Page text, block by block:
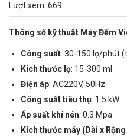
Lượt xem: 669
Thông số kỹ thuật Máy Đếm
Công suất: 30-150 lọ/phút
Kích thước lọ: 15-300 ml
Điện áp: AC220V, 50Hz
Công suất tiêu thụ: 1.5 kW
Áp suất khí nén: 0.3 Mpa
Kích thước máy (Dài x